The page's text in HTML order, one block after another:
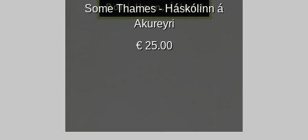
Some Thames - Háskólinn á
Akureyri
€ 25.00